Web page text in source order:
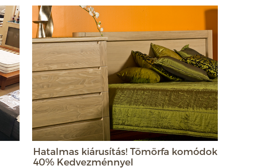
Hatalmas kiárusítás! Tömörfa komódok
40% Kedvezménnyel